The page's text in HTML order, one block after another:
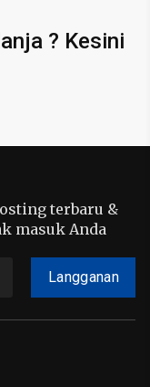
? Kesini
terbaru &
masuk Anda
Langganan